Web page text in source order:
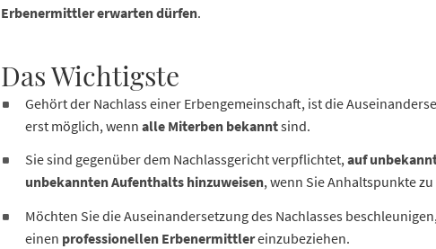
Erbenermittler erwarten dürfen.
Das Wichtigste
Gehört der Nachlass einer Erbengemeinschaft, ist die
erst möglich, wennalle Miterben bekanntsind.
Sie sind gegenüber dem Nachlassgericht verpflichtet,auf
unbekannten Aufenthalts hinzuweisen, wenn Sie Anhaltspunkte
Möchten Sie die Auseinandersetzung des Nachlasses
einen professionellen Erbenermittlereinzubeziehen.